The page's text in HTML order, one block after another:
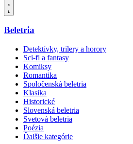
Beletria
Detektívky, trilery a horory
Sci-fi a fantasy
Komiksy
Romantika
Spoločenská beletria
Klasika
Historické
Slovenská beletria
Svetová beletria
Poézia
Ďalšie kategórie